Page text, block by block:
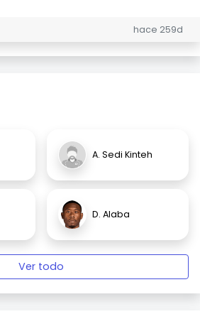
hace 259d
A. Sedi Kinteh
D. Alaba
Ver todo